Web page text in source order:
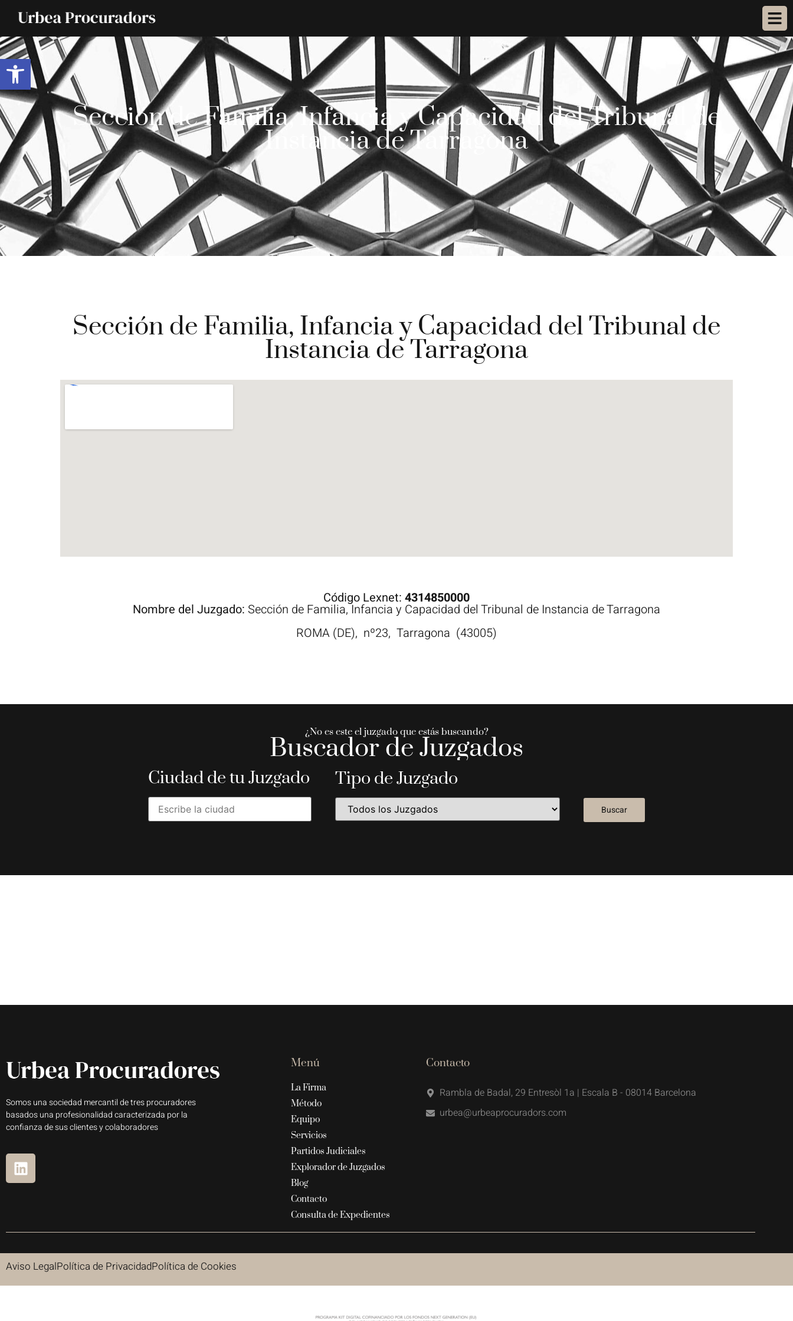
Abrir barra de herramientas
Sección de Familia, Infancia y Capacidad del Tribunal de
Instancia de Tarragona
Sección de Familia, Infancia y Capacidad del Tribunal de
Instancia de Tarragona
Código Lexnet: 4314850000
Nombre del Juzgado: Sección de Familia, Infancia y Capacidad del Tribunal de Instancia de Tarragona
ROMA (DE), nº23, Tarragona (43005)
¿No es este el juzgado que estás buscando?
Buscador de Juzgados
Ciudad de tu Juzgado Tipo de Juzgado
Somos una sociedad mercantil de tres procuradores
basados una profesionalidad caracterizada por la
confianza de sus clientes y colaboradores
Menú
La Firma
Método
Equipo
Servicios
Partidos Judiciales
Explorador de Juzgados
Blog
Contacto
Consulta de Expedientes
Contacto
Rambla de Badal, 29 Entresòl 1a | Escala B - 08014 Barcelona
urbea@urbeaprocuradors.com
Aviso LegalPolítica de PrivacidadPolítica de Cookies